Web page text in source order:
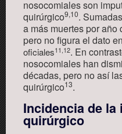
nosocomiales son
quirúrgico9,10.
a más muertes por año
pero no figura el dato
oficiales11,12. En
nosocomiales han
décadas, pero no así
quirúrgico13.
Incidencia de
quirúrgico